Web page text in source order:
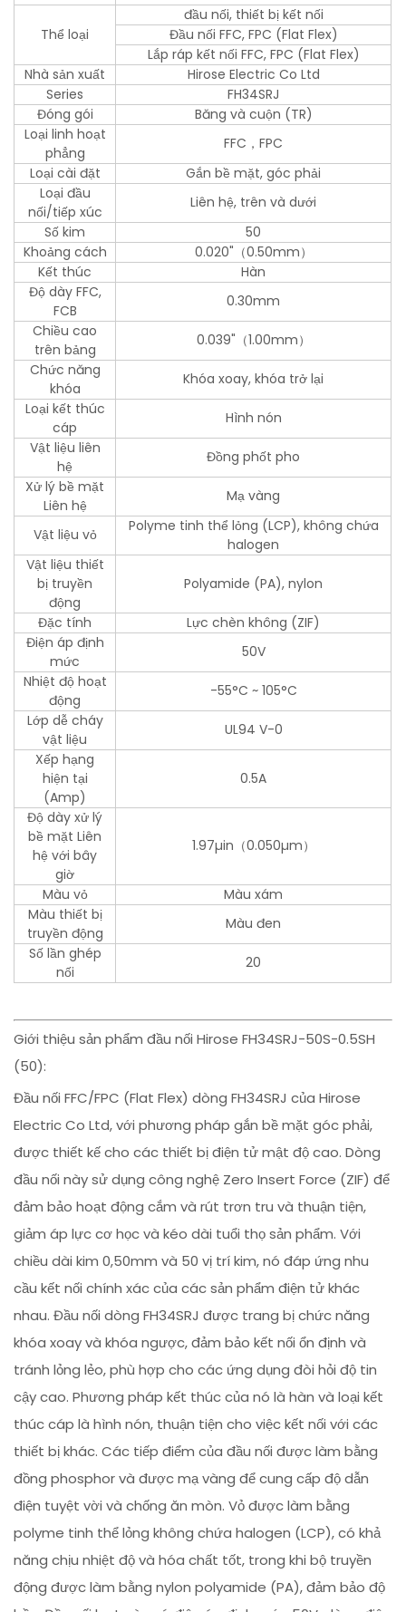
Thể loại
đầu nối, thiết bị kết nối
Đầu nối FFC, FPC (Flat Flex)
Lắp ráp kết nối FFC, FPC (Flat Flex)
Nhà sản xuất
Hirose Electric Co Ltd
Series
FH34SRJ
Đóng gói
Băng và cuộn (TR)
Loại linh hoạt
phẳng
FFC，FPC
Loại cài đặt
Gắn bề mặt, góc phải
Loại đầu
nối/tiếp xúc
Liên hệ, trên và dưới
Số kim
50
Khoảng cách
0.020"（0.50mm）
Kết thúc
Hàn
Độ dày FFC,
FCB
0.30mm
Chiều cao
trên bảng
0.039"（1.00mm）
Chức năng
khóa
Khóa xoay, khóa trở lại
Loại kết thúc
cáp
Hình nón
Vật liệu liên
hệ
Đồng phốt pho
Xử lý bề mặt
Liên hệ
Mạ vàng
Vật liệu vỏ
Polyme tinh thể lỏng (LCP), không chứa
halogen
Vật liệu thiết
bị truyền
động
Polyamide (PA), nylon
Đặc tính
Lực chèn không (ZIF)
Điện áp định
mức
50V
Nhiệt độ hoạt
động
-55°C ~ 105°C
Lớp dễ cháy
vật liệu
UL94 V-0
Xếp hạng
hiện tại
(Amp)
0.5A
Độ dày xử lý
bề mặt Liên
hệ với bây
giờ
1.97µin（0.050µm）
Màu vỏ
Màu xám
Màu thiết bị
truyền động
Màu đen
Số lần ghép
nối
20
Giới thiệu sản phẩm đầu nối Hirose FH34SRJ-50S-0.5SH
(50):
Đầu nối FFC/FPC (Flat Flex) dòng FH34SRJ của Hirose
Electric Co Ltd, với phương pháp gắn bề mặt góc phải,
được thiết kế cho các thiết bị điện tử mật độ cao. Dòng
đầu nối này sử dụng công nghệ Zero Insert Force (ZIF) để
đảm bảo hoạt động cắm và rút trơn tru và thuận tiện,
giảm áp lực cơ học và kéo dài tuổi thọ sản phẩm. Với
chiều dài kim 0,50mm và 50 vị trí kim, nó đáp ứng nhu
cầu kết nối chính xác của các sản phẩm điện tử khác
nhau. Đầu nối dòng FH34SRJ được trang bị chức năng
khóa xoay và khóa ngược, đảm bảo kết nối ổn định và
tránh lỏng lẻo, phù hợp cho các ứng dụng đòi hỏi độ tin
cậy cao. Phương pháp kết thúc của nó là hàn và loại kết
thúc cáp là hình nón, thuận tiện cho việc kết nối với các
thiết bị khác. Các tiếp điểm của đầu nối được làm bằng
đồng phosphor và được mạ vàng để cung cấp độ dẫn
điện tuyệt vời và chống ăn mòn. Vỏ được làm bằng
polyme tinh thể lỏng không chứa halogen (LCP), có khả
năng chịu nhiệt độ và hóa chất tốt, trong khi bộ truyền
động được làm bằng nylon polyamide (PA), đảm bảo độ